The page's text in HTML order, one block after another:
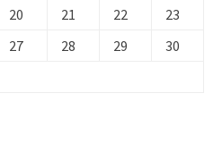
20 21 22
23
27 28 29
30